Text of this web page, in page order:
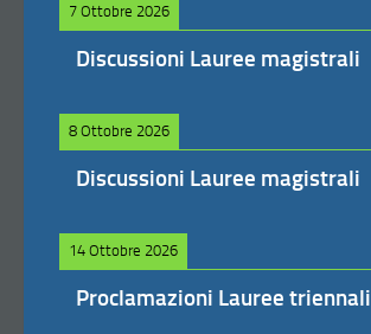
7 Ottobre 2026
Discussioni Lauree magistrali
8 Ottobre 2026
Discussioni Lauree magistrali
14 Ottobre 2026
Proclamazioni Lauree triennali